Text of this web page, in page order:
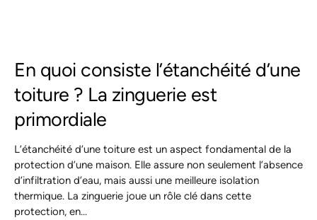
En quoi consiste l’étanchéité d’une
toiture ? La zinguerie est
primordiale
L’étanchéité d’une toiture est un aspect fondamental de la
protection d’une maison. Elle assure non seulement l’absence
d’infiltration d’eau, mais aussi une meilleure isolation
thermique. La zinguerie joue un rôle clé dans cette
protection, en